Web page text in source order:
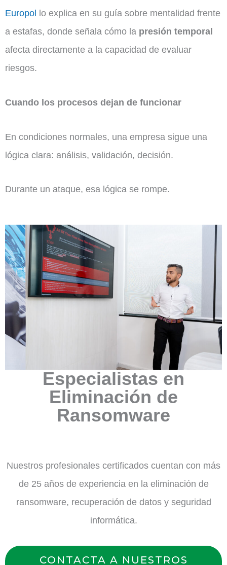
Europol lo explica en su guía sobre mentalidad frente
a estafas, donde señala cómo la presión temporal
afecta directamente a la capacidad de evaluar
riesgos.
Cuando los procesos dejan de funcionar
En condiciones normales, una empresa sigue una
lógica clara: análisis, validación, decisión.
Durante un ataque, esa lógica se rompe.
Especialistas en
Eliminación de
Ransomware
Nuestros profesionales certificados cuentan con más
de 25 años de experiencia en la eliminación de
ransomware, recuperación de datos y seguridad
informática.
CONTACTA A NUESTROS